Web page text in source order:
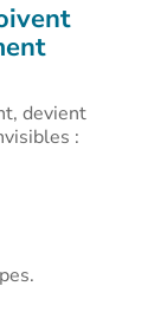
devient
: